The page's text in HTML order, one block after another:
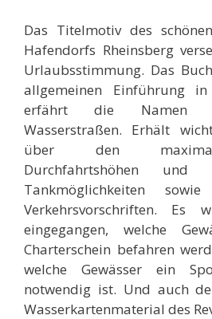
Das Titelmotiv des
Hafendorfs Rheinsberg
Urlaubsstimmung. Das
allgemeinen Einführung
erfährt die Namen
Wasserstraßen. Erhält
über den
Durchfahrtshöhen und
Tankmöglichkeiten
Verkehrsvorschriften. Es
eingegangen, welche
Charterschein befahren
welche Gewässer ein
notwendig ist. Und auch
Wasserkartenmaterial des